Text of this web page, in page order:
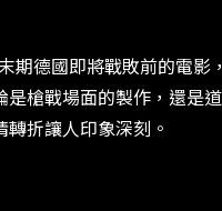
期德國即將戰敗前的電
槍戰場面的製作，還是
折讓人印象深刻。